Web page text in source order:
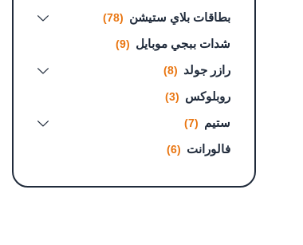
بطاقات بلاي ستيشن (78)
شدات ببجي موبايل (9)
رازر جولد (8)
روبلوكس (3)
ستيم (7)
فالورانت (6)